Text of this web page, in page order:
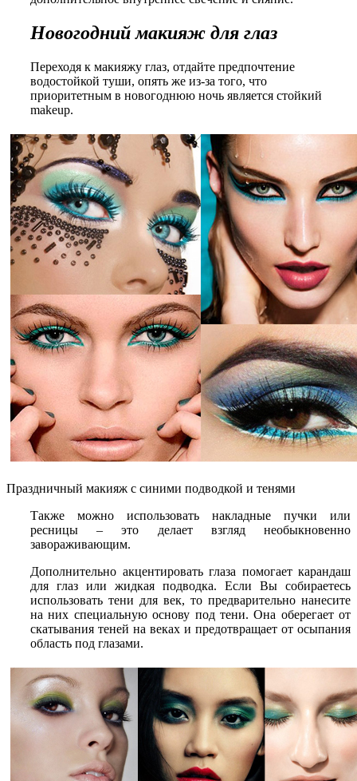
Новогодний макияж для глаз
Переходя к макияжу глаз, отдайте предпочтение
водостойкой туши, опять же из-за того, что
приоритетным в новогоднюю ночь является стойкий
makeup.
Праздничный макияж с синими подводкой и тенями
Также можно использовать накладные пучки или
ресницы – это делает взгляд необыкновенно
завораживающим.
Дополнительно акцентировать глаза помогает карандаш
для глаз или жидкая подводка. Если Вы собираетесь
использовать тени для век, то предварительно нанесите
на них специальную основу под тени. Она оберегает от
скатывания теней на веках и предотвращает от осыпания
область под глазами.